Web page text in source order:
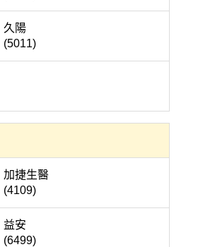
久陽
(5011)
加捷生醫
(4109)
益安
(6499)